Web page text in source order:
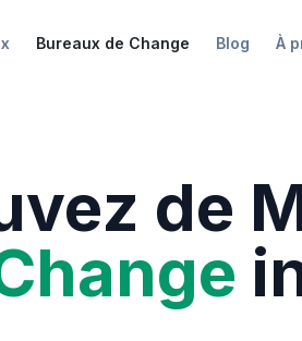
Bureaux de Change Blog À
de